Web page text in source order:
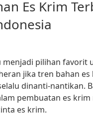
Es Krim
menjadi pilihan favorit
jika tren bahan
dinanti-nantikan.
pembuatan es
es krim.